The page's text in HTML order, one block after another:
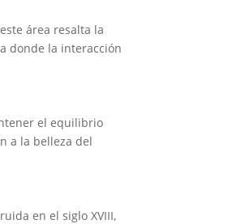
área resalta la
donde la interacción
el equilibrio
a la belleza del
en el siglo XVIII,